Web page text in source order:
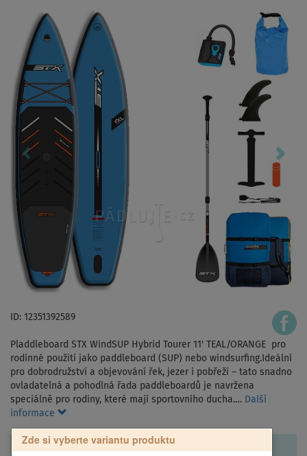
ID: 12351392589
Pladdleboard STX WindSUP Hybrid Tourer 11' TEAL/ORANGE pro
rodinné použití jako paddleboard (SUP) nebo windsurfing.Ideální
pro dobrodružství a objevování řek, jezer i pobřeží – tato snadno
ovladatelná a pohodlná řada paddleboardů je navržena
speciálně pro rodiny, které mají sportovního ducha.… Další
informace
Zde si vyberte variantu produktu